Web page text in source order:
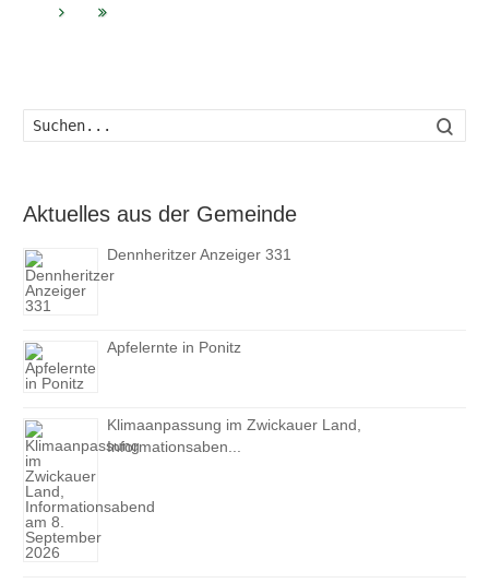
Aktuelles aus der Gemeinde
Dennheritzer Anzeiger 331
Apfelernte in Ponitz
Klimaanpassung im Zwickauer Land,
Informationsaben...